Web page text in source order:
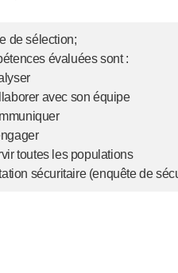
de sélection;
évaluées sont :
avec son équipe
toutes les populations
sécuritaire (enquête de